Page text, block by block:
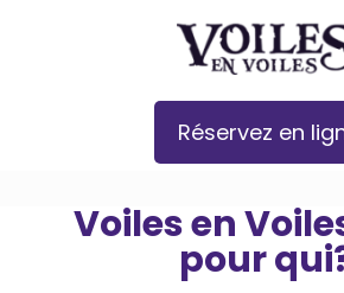
Réservez en
Voiles en
pour